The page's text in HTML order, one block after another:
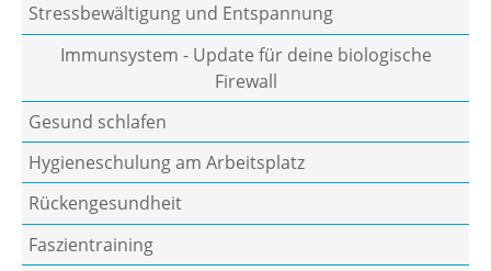
Stressbewältigung und Entspannung
Immunsystem - Update für deine biologische
Firewall
Gesund schlafen
Hygieneschulung am Arbeitsplatz
Rückengesundheit
Faszientraining